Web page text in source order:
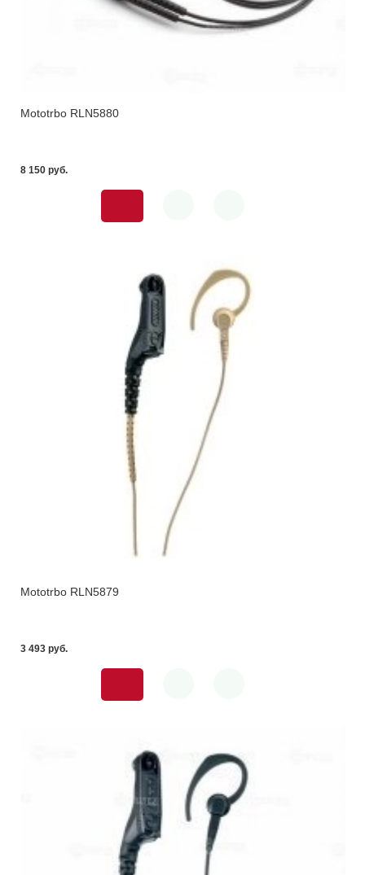
Mototrbo RLN5880
8 150 pуб.
Mototrbo RLN5879
3 493 pуб.